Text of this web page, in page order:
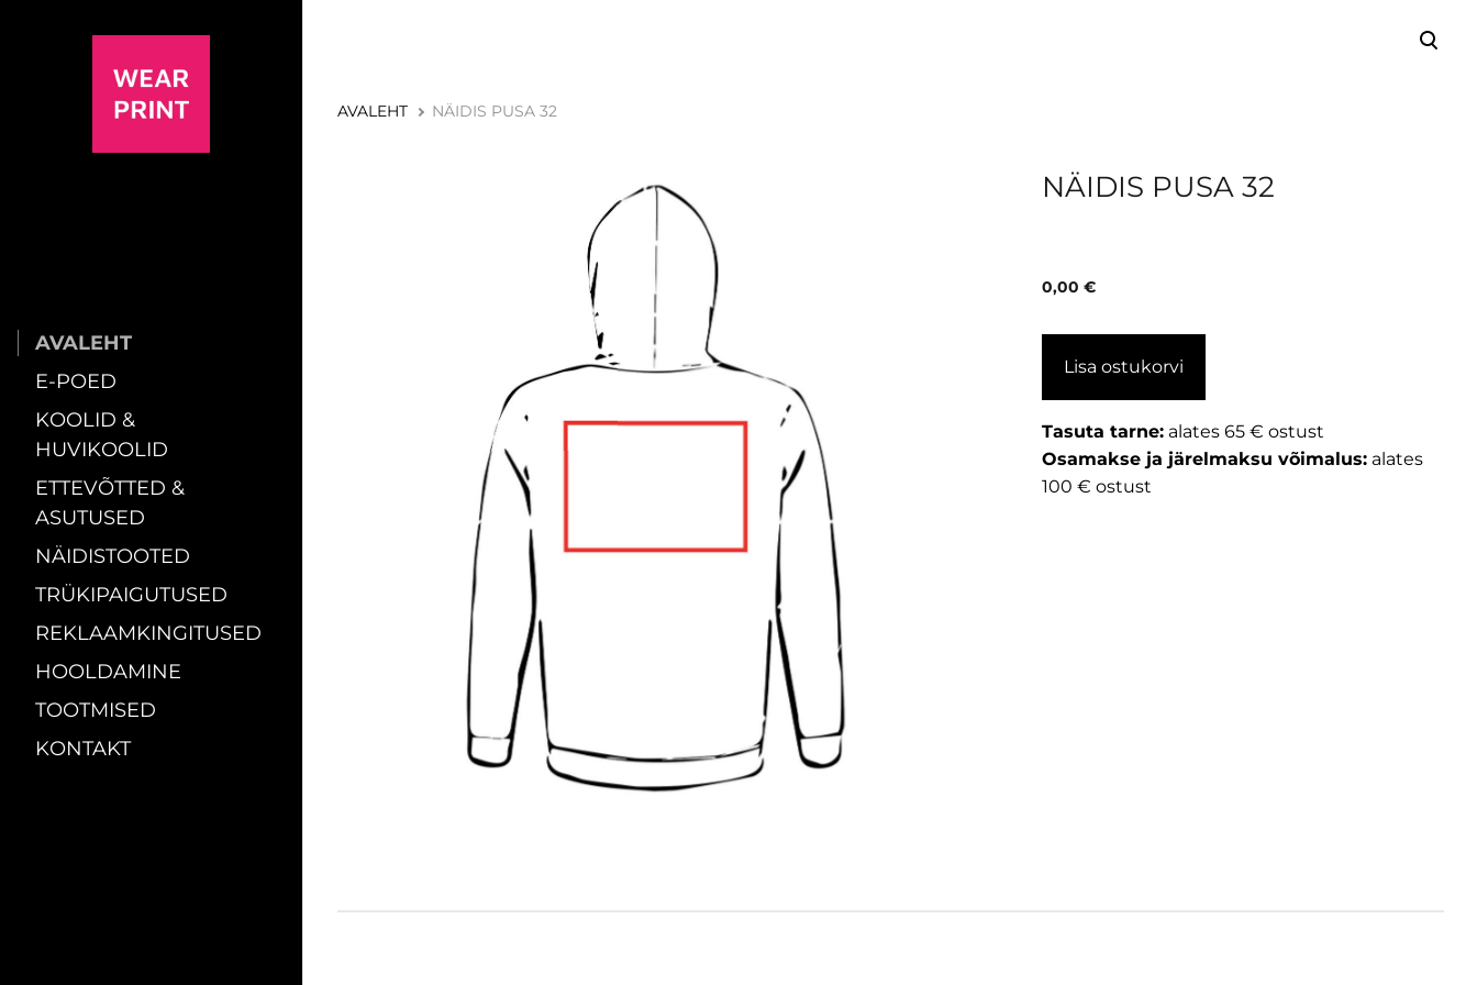
AVALEHT
E-POED
KOOLID &
HUVIKOOLID
ETTEVÕTTED &
ASUTUSED
NÄIDISTOOTED
TRÜKIPAIGUTUSED
REKLAAMKINGITUSED
HOOLDAMINE
TOOTMISED
KONTAKT
AVALEHT NÄIDIS PUSA 32
NÄIDIS PUSA 32
0,00 €
Lisa ostukorvi
Tasuta tarne: alates 65 € ostust
Osamakse ja järelmaksu võimalus: alates
100 € ostust